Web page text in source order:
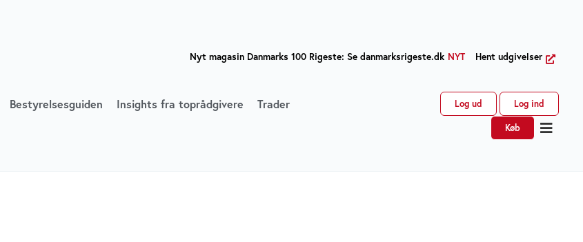
Nyt magasin Danmarks 100 Rigeste: Se danmarksrigeste.dk NYT Hent udgivelser
Bestyrelsesguiden Insights fra toprådgivere
Trader
Log ud Log ind
Køb